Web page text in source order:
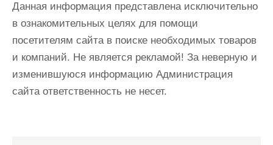
Данная информация представлена исключительно
в ознакомительных целях для помощи
посетителям сайта в поиске необходимых товаров
и компаний. Не является рекламой! За неверную и
изменившуюся информацию Администрация
сайта ответственность не несет.